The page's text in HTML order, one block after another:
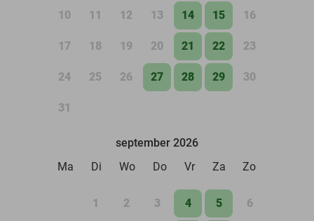
10 11 12 13 14 15 16
17 18 19 20 21 22 23
24 25 26 27 28 29 30
31
september 2026
Ma
Di Wo Do Vr Za Zo
1 2 3 4 5 6